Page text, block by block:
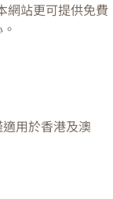
網站更可提供免費
用於香港及澳